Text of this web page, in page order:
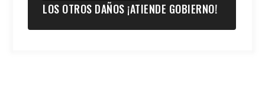
LOS OTROS DAÑOS ¡ATIENDE GOBIERNO!